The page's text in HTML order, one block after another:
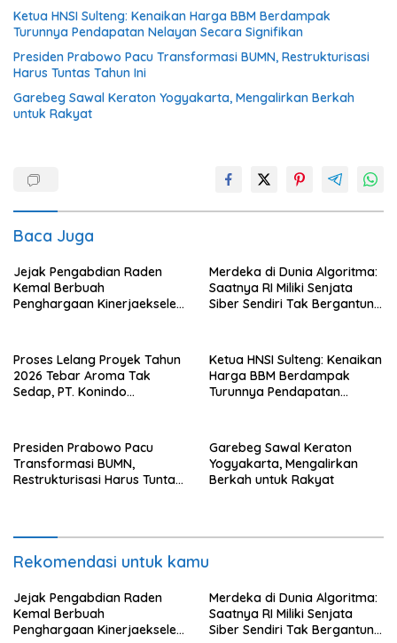
Ketua HNSI Sulteng: Kenaikan Harga BBM Berdampak
Turunnya Pendapatan Nelayan Secara Signifikan
Presiden Prabowo Pacu Transformasi BUMN, Restrukturisasi
Harus Tuntas Tahun Ini
Garebeg Sawal Keraton Yogyakarta, Mengalirkan Berkah
untuk Rakyat
Baca Juga
Jejak Pengabdian Raden
Kemal Berbuah
Penghargaan Kinerjaekselen
Merdeka di Dunia Algoritma:
Saatnya RI Miliki Senjata
Siber Sendiri Tak Bergantung
Proses Lelang Proyek Tahun
2026 Tebar Aroma Tak
Sedap, PT. Konindo
Ketua HNSI Sulteng: Kenaikan
Harga BBM Berdampak
Turunnya Pendapatan
Presiden Prabowo Pacu
Transformasi BUMN,
Restrukturisasi Harus Tuntas
Garebeg Sawal Keraton
Yogyakarta, Mengalirkan
Berkah untuk Rakyat
Rekomendasi untuk kamu
Jejak Pengabdian Raden
Kemal Berbuah
Penghargaan Kinerjaekselen
Merdeka di Dunia Algoritma:
Saatnya RI Miliki Senjata
Siber Sendiri Tak Bergantung